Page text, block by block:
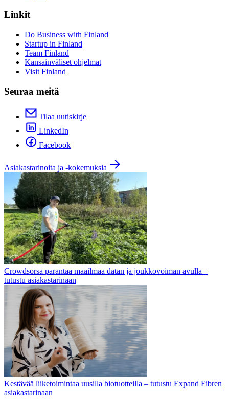
Linkit
Do Business with Finland
Startup in Finland
Team Finland
Kansainväliset ohjelmat
Visit Finland
Seuraa meitä
Tilaa uutiskirje
LinkedIn
Facebook
Asiakastarinoita ja -kokemuksia
Crowdsorsa parantaa maailmaa datan ja joukkovoiman avulla –
tutustu asiakastarinaan
Kestävää liiketoimintaa uusilla biotuotteilla – tutustu Expand Fibren
asiakastarinaan